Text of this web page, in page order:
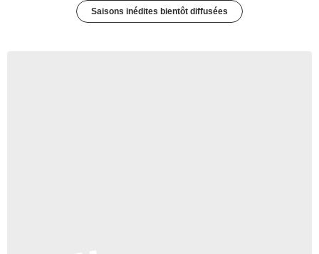
Saisons inédites bientôt diffusées